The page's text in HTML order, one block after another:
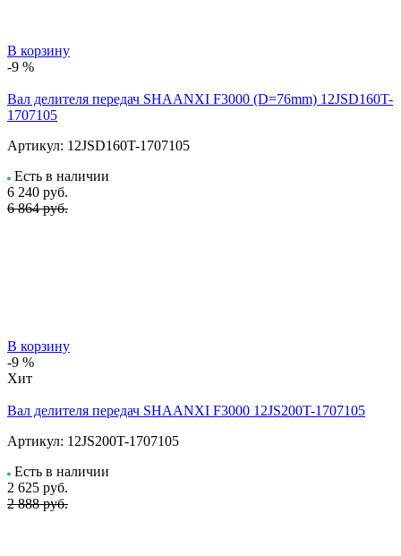
В корзину
-9 %
Вал делителя передач SHAANXI F3000 (D=76mm) 12JSD160T-
1707105
Артикул: 12JSD160T-1707105
Есть в наличии
6 240 руб.
6 864 руб.
В корзину
-9 %
Хит
Вал делителя передач SHAANXI F3000 12JS200T-1707105
Артикул: 12JS200T-1707105
Есть в наличии
2 625 руб.
2 888 руб.